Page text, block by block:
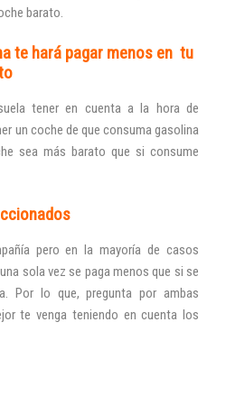
barato.
te hará pagar menos en tu
tener en cuenta a la hora de
un coche de que consuma gasolina
sea más barato que si consume
pero en la mayoría de casos
sola vez se paga menos que si se
Por lo que, pregunta por ambas
te venga teniendo en cuenta los